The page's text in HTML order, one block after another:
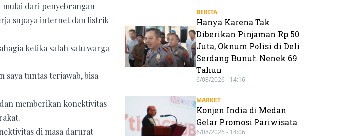
dari penyebrangan
supaya internet dan listrik
ketika salah satu warga
saya tuntas terjawab, bisa
memberikan konektivitas
di masa darurat
BERITA
Hanya Karena Tak
Diberikan Pinjaman Rp 50
Juta, Oknum Polisi di Deli
Serdang Bunuh Nenek 69
Tahun
6/08/2026 - 14:16
MARKET
Konjen India di Medan
Gelar Promosi Pariwisata
6/08/2026 - 14:06